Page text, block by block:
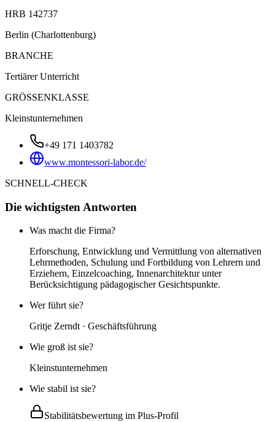
HRB 142737
Berlin (Charlottenburg)
BRANCHE
Tertiärer Unterricht
GRÖSSENKLASSE
Kleinstunternehmen
+49 171 1403782
www.montessori-labor.de/
SCHNELL-CHECK
Die wichtigsten Antworten
Was macht die Firma?
Erforschung, Entwicklung und Vermittlung von alternativen
Lehrmethoden, Schulung und Fortbildung von Lehrern und
Erziehern, Einzelcoaching, Innenarchitektur unter
Berücksichtigung pädagogischer Gesichtspunkte.
Wer führt sie?
Gritje Zerndt · Geschäftsführung
Wie groß ist sie?
Kleinstunternehmen
Wie stabil ist sie?
Stabilitätsbewertung im Plus-Profil